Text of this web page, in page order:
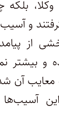
وکلا،
و
از
بیشتر
آن